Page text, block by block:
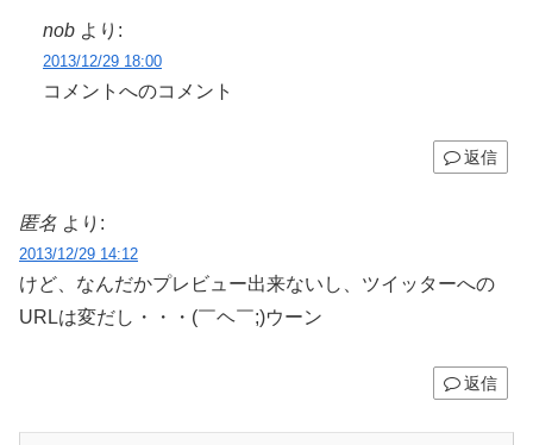
nob より:
2013/12/29 18:00
コメントへのコメント
返信
匿名 より:
2013/12/29 14:12
けど、なんだかプレビュー出来ないし、ツイッターへの
URLは変だし・・・(￣ヘ￣;)ウーン
返信